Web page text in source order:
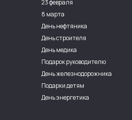
23 февраля
8 марта
День нефтяника
День строителя
День медика
Подарок руководителю
День железнодорожника
Подарки детям
День энергетика